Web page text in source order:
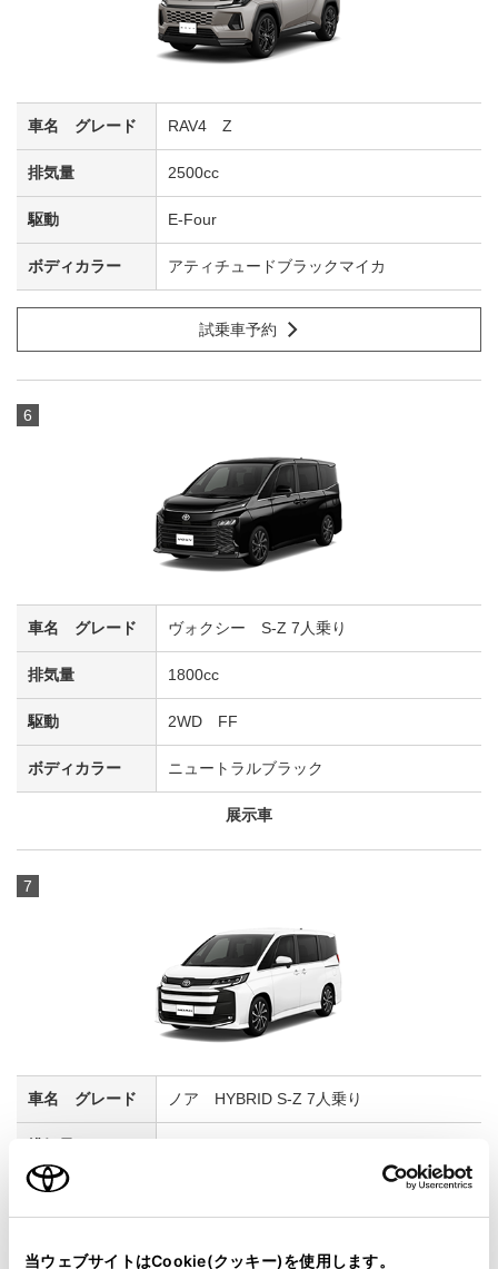
当ウェブサイトはCookie(クッキー)を使用します。
RAV4 Z
2500cc
E-Four
アティチュードブラックマイカ
試乗車予約
6
ヴォクシー S-Z 7人乗り
1800cc
2WD FF
ニュートラルブラック
展示車
7
ノア HYBRID S-Z 7人乗り